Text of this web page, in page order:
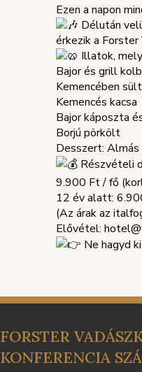
Ezen a napon
Délután
érkezik a Forster
Illatok,
Bajor és grill
Kemencében
Kemencés kacsa
Bajor káposzta
Borjú pörkölt
Desszert:
Részvételi
9.900 Ft / fő
12 év alatt:
(Az árak az
Elővétel:
Ne hagyd
FORSTER
KONFERENCIA